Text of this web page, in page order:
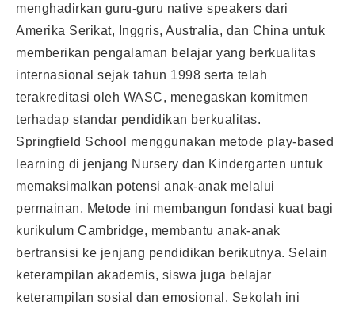
menghadirkan guru-guru native speakers dari
Amerika Serikat, Inggris, Australia, dan China untuk
memberikan pengalaman belajar yang berkualitas
internasional sejak tahun 1998 serta telah
terakreditasi oleh WASC, menegaskan komitmen
terhadap standar pendidikan berkualitas.
Springfield School menggunakan metode play-based
learning di jenjang Nursery dan Kindergarten untuk
memaksimalkan potensi anak-anak melalui
permainan. Metode ini membangun fondasi kuat bagi
kurikulum Cambridge, membantu anak-anak
bertransisi ke jenjang pendidikan berikutnya. Selain
keterampilan akademis, siswa juga belajar
keterampilan sosial dan emosional. Sekolah ini